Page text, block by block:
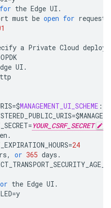
for the Edge UI .
must be open for requests
a Private Cloud
OPDK
UI .
=$MANAGEMENT_UI_SCHEME :
=$
= YOUR_CSRF_SECRET
.
=24
, or 365 days .
the Edge UI .
=y